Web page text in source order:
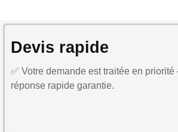
Devis rapide
✅ Votre demande est traitée en priorité
réponse rapide garantie.